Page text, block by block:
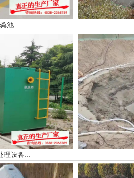
池
设备...